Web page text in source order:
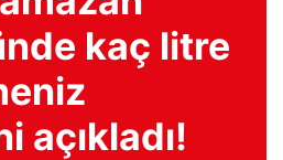
kaç litre
açıkladı!